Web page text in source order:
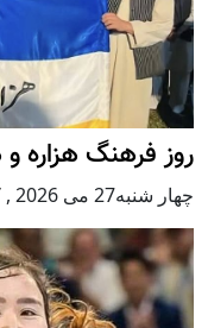
روز فرهنگ هزاره
چهار شنبه27 می 2026 ,